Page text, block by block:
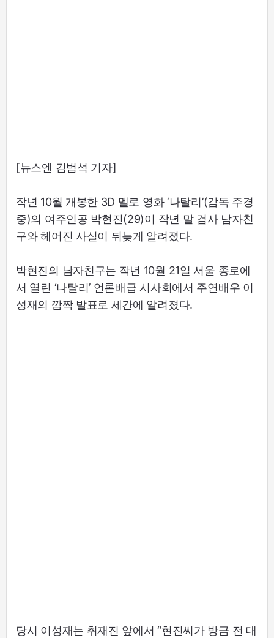
[뉴스엔 김범석 기자]
작년 10월 개봉한 3D 멜로 영화 ‘나탈리’(감독 주경
중)의 여주인공 박현진(29)이 작년 말 검사 남자친
구와 헤어진 사실이 뒤늦게 알려졌다.
박현진의 남자친구는 작년 10월 21일 서울 종로에
서 열린 ‘나탈리’ 언론배급 시사회에서 주연배우 이
성재의 깜짝 발표로 세간에 알려졌다.
당시 이성재는 취재진 앞에서 “현진씨가 방금 전 대